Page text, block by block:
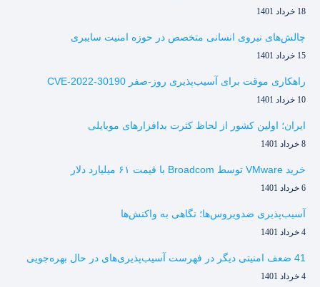
18 خرداد 1401
چالش‌های نیروی انسانی متخصص در حوزه امنیت سایبری
15 خرداد 1401
راهکاری موقت برای آسیب‌پذیری روز-صفر CVE-2022-30190
10 خرداد 1401
ایران؛ اولین کشور از لحاظ کثرت بدافزارهای موبایلی
8 خرداد 1401
خرید VMware توسط Broadcom با قیمت ۶۱ میلیارد دلار
6 خرداد 1401
آسیب‌پذیری ضدویروس‌ها؛ نگاهی به واکنش‌ها
4 خرداد 1401
41 ضعف امنیتی دیگر در فهرست آسیب‌پذیری‌های در حال بهره‌جویی
4 خرداد 1401